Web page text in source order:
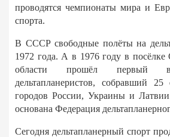
проводятся чемпионаты мира и
спорта.
В СССР свободные полёты на
1972 года. А в 1976 году в посёлке
области прошёл первый
дельтапланеристов, собравший
городов России, Украины и
основана Федерация
Сегодня дельтапланерный спорт